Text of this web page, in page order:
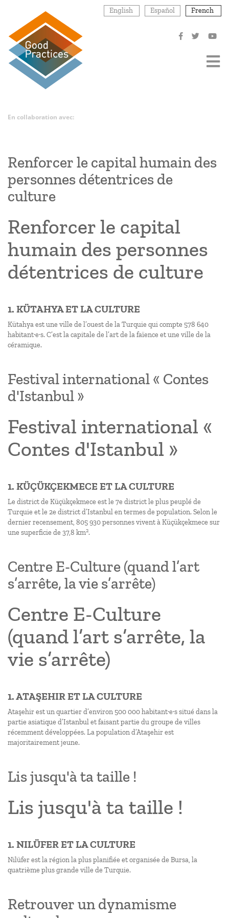
contenu
principal
English Español French
En collaboration avec:
Renforcer le capital humain des
personnes détentrices de
culture
Renforcer le capital
humain des personnes
détentrices de culture
1. KÜTAHYA ET LA CULTURE
Kütahya est une ville de l’ouest de la Turquie qui compte 578 640
habitant·e·s. C’est la capitale de l’art de la faïence et une ville de la
céramique.
Festival international « Contes
d'Istanbul »
Festival international «
Contes d'Istanbul »
1. KÜÇÜKÇEKMECE ET LA CULTURE
Le district de Küçükçekmece est le 7e district le plus peuplé de
Turquie et le 2e district d’Istanbul en termes de population. Selon le
dernier recensement, 805 930 personnes vivent à Küçükçekmece sur
une superficie de 37,8 km2.
Centre E-Culture (quand l’art
s’arrête, la vie s’arrête)
Centre E-Culture
(quand l’art s’arrête, la
vie s’arrête)
1. ATAŞEHIR ET LA CULTURE
Ataşehir est un quartier d’environ 500 000 habitant·e·s situé dans la
partie asiatique d’Istanbul et faisant partie du groupe de villes
récemment développées. La population d’Ataşehir est
majoritairement jeune.
Lis jusqu'à ta taille !
Lis jusqu'à ta taille !
1. NILÜFER ET LA CULTURE
Nilüfer est la région la plus planifiée et organisée de Bursa, la
quatrième plus grande ville de Turquie.
Retrouver un dynamisme